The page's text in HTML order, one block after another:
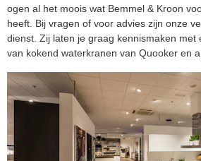
ogen al het moois wat Bemmel & Kroon
heeft. Bij vragen of voor advies zijn onze
dienst. Zij laten je graag kennismaken met
van kokend waterkranen van Quooker en